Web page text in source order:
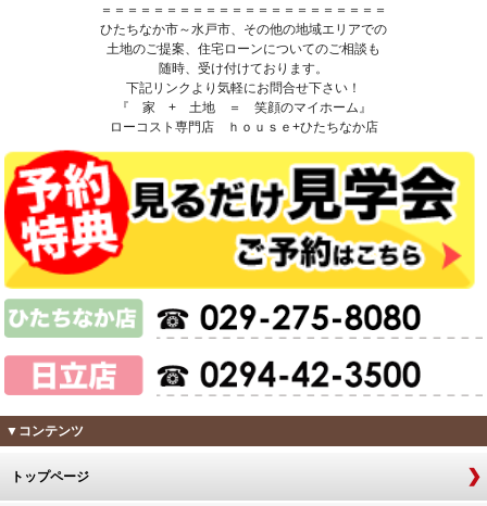
＝＝＝＝＝＝＝＝＝＝＝＝＝＝＝＝＝＝＝＝＝＝
ひたちなか市～水戸市、その他の地域エリアでの
土地のご提案、住宅ローンについてのご相談も
随時、受け付けております。
下記リンクより気軽にお問合せ下さい！
『 家 + 土地 ＝ 笑顔のマイホーム』
ローコスト専門店 ｈｏｕｓｅ+ひたちなか店
▼コンテンツ
トップページ